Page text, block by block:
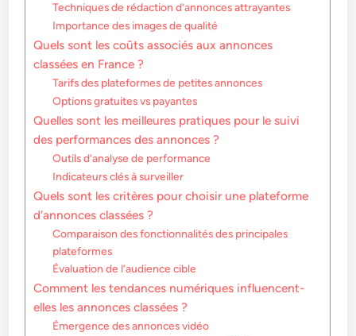
Techniques de rédaction d’annonces attrayantes
Importance des images de qualité
Quels sont les coûts associés aux annonces
classées en France ?
Tarifs des plateformes de petites annonces
Options gratuites vs payantes
Quelles sont les meilleures pratiques pour le suivi
des performances des annonces ?
Outils d’analyse de performance
Indicateurs clés à surveiller
Quels sont les critères pour choisir une plateforme
d’annonces classées ?
Comparaison des fonctionnalités des principales
plateformes
Évaluation de l’audience cible
Comment les tendances numériques influencent-
elles les annonces classées ?
Émergence des annonces vidéo